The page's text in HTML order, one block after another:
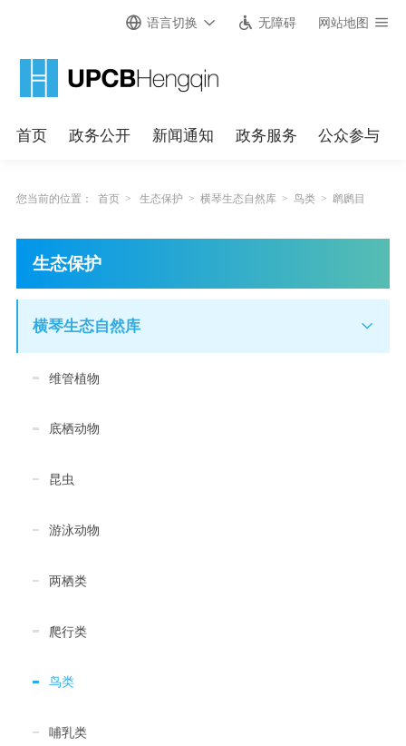
语言切换 无障碍 网站地图
首页 政务公开 新闻通知 政务服务 公众参与
您当前的位置： 首页 > 生态保护 > 横琴生态自然库 > 鸟类 > 䴙䴘目
生态保护
横琴生态自然库
维管植物
底栖动物
昆虫
游泳动物
两栖类
爬行类
鸟类
哺乳类